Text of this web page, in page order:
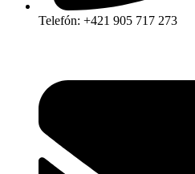
Telefón: +421 905 717 273